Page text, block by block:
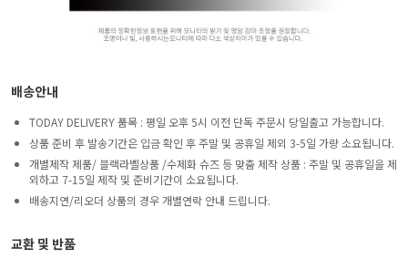
배송안내
TODAY DELIVERY 품목 : 평일 오후 5시 이전 단독 주문시 당일출고 가능합니다.
상품 준비 후 발송기간은 입금 확인 후 주말 및 공휴일 제외 3-5일 가량 소요됩니다.
개별제작 제품/ 블랙라벨상품 /수제화 슈즈 등 맞춤 제작 상품 : 주말 및 공휴일을 제
외하고 7-15일 제작 및 준비기간이 소요됩니다.
배송지연/리오더 상품의 경우 개별연락 안내 드립니다.
교환 및 반품